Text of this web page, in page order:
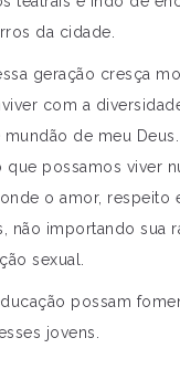
da cidade.
geração cresça
com a
de meu Deus.
que possamos viver
o amor, respeito
não importando sua
sexual.
possam
jovens.